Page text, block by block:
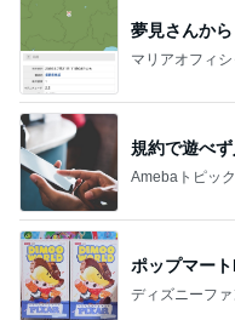
夢見さんか
マリアオフィ
規約で遊べ
Amebaトピッ
ポップマー
ディズニーフ